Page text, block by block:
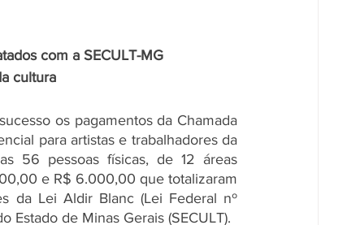
com a SECULT-MG
cultura
os pagamentos da Chamada
para artistas e trabalhadores da
56 pessoas físicas, de 12 áreas
e R$ 6.000,00 que totalizaram
da Lei Aldir Blanc (Lei Federal nº
Estado de Minas Gerais (SECULT).